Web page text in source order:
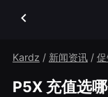
Kardz / 新闻资讯 /
P5X 充值选